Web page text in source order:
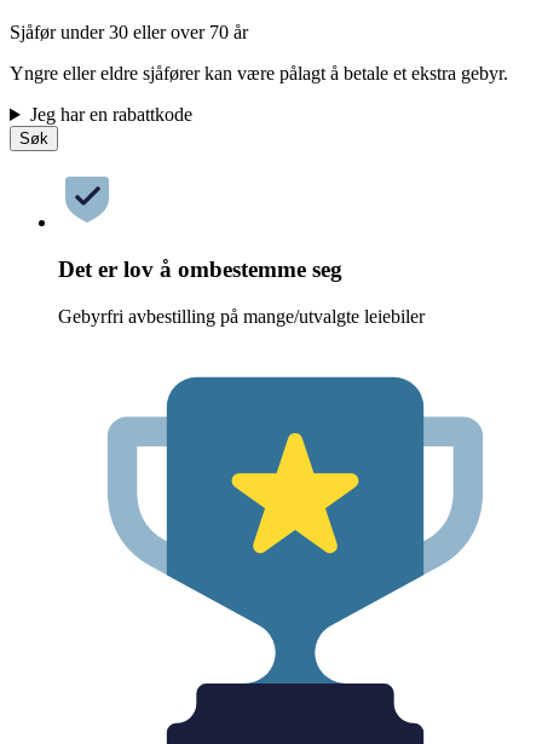
Sjåfør under 30 eller over 70 år
Yngre eller eldre sjåfører kan være pålagt å betale et ekstra gebyr.
Jeg har en rabattkode
Søk
Det er lov å ombestemme seg
Gebyrfri avbestilling på mange/utvalgte leiebiler